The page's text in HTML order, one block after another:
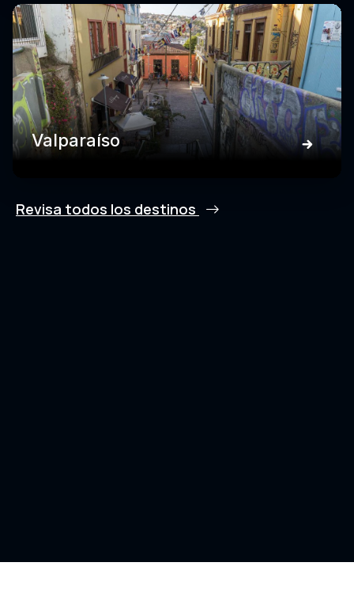
Valparaíso
Revisa todos los destinos